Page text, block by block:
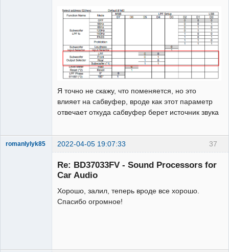
Я точно не скажу, что поменяется, но это
влияет на сабвуфер, вроде как этот параметр
отвечает откуда сабвуфер берет источник звука
37
romanlylyk85 2022-04-05 19:07:33
Re: BD37033FV - Sound Processors for
Car Audio
Хорошо, залил, теперь вроде все хорошо.
Спасибо огромное!